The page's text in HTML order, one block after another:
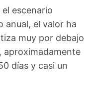
escenario
anual, el valor ha
muy por debajo
aproximadamente
días y casi un